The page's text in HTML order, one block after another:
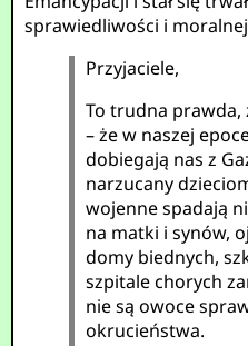
sprawiedliwości i
Przyjaciele,
To trudna
– że w naszej
dobiegają nas z
narzucany
wojenne spadają
na matki i synów,
domy biednych,
szpitale chorych
nie są owoce
okrucieństwa.